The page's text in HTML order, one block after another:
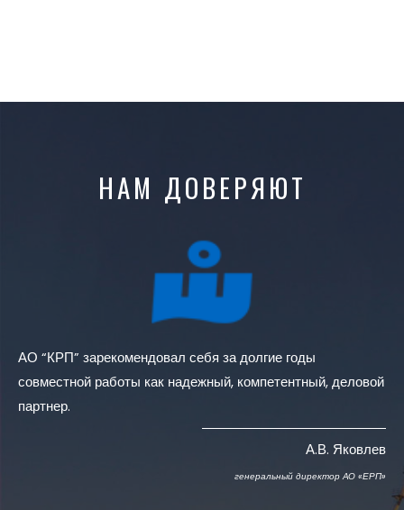
НАМ ДОВЕРЯЮТ
АО “КРП” зарекомендовал себя за долгие годы
совместной работы как надежный, компетентный, деловой
партнер.
А.В. Яковлев
генеральный директор АО «ЕРП»